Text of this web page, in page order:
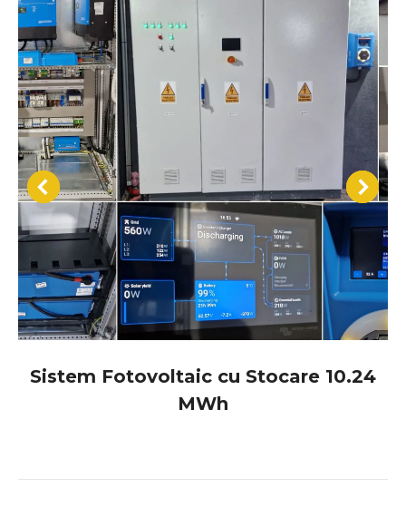
Sistem Fotovoltaic cu Stocare 10.24
MWh